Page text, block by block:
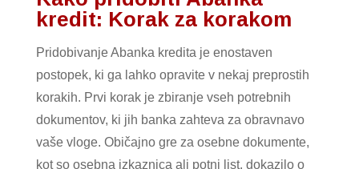
kredit: Korak za korakom
Pridobivanje Abanka kredita je enostaven
postopek, ki ga lahko opravite v nekaj preprostih
korakih. Prvi korak je zbiranje vseh potrebnih
dokumentov, ki jih banka zahteva za obravnavo
vaše vloge. Običajno gre za osebne dokumente,
kot so osebna izkaznica ali potni list, dokazilo o